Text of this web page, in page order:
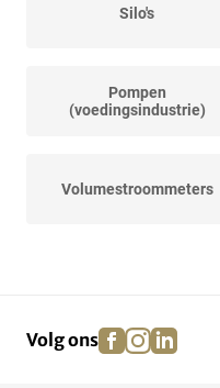
Silo's
Pompen
(voedingsindustrie)
Volumestroommeters
Volg ons facebook
instagram